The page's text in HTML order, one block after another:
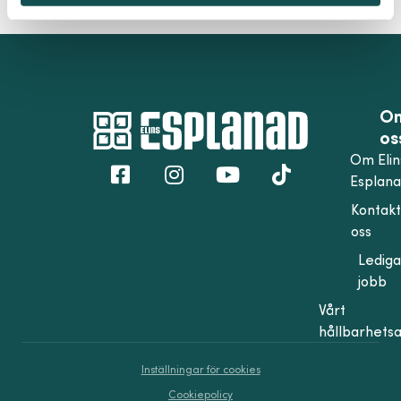
Om
oss
Lediga
jobb
Vårt
Inställningar för cookies
Cookiepolicy